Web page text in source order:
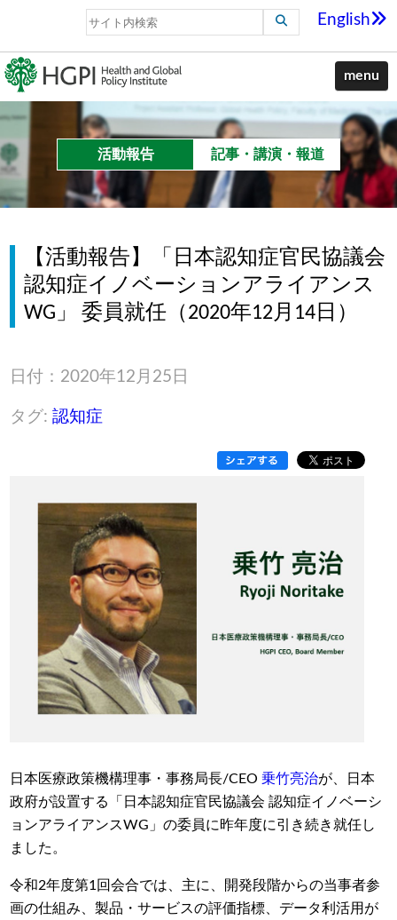
English
menu
活動報告 記事・講演・報道
【活動報告】「日本認知症官民協議会
認知症イノベーションアライアンス
WG」 委員就任（2020年12月14日）
日付：2020年12月25日
タグ:認知症
日本医療政策機構理事・事務局長/CEO乗竹亮治が、日本
政府が設置する「日本認知症官民協議会 認知症イノベーシ
ョンアライアンスWG」の委員に昨年度に引き続き就任し
ました。
令和2年度第1回会合では、主に、開発段階からの当事者参
画の仕組み、製品・サービスの評価指標、データ利活用が